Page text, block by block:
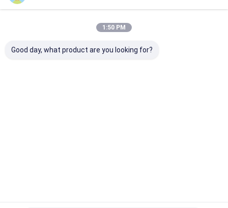
সাইট ম্যাপ
Privacy Policy
চীন কারখানা.Copyright © 2026 Qingdao Kingway Industry
Co., Ltd.. All Rights Reserved.
1:50 PM
Good day, what product are you looking for?